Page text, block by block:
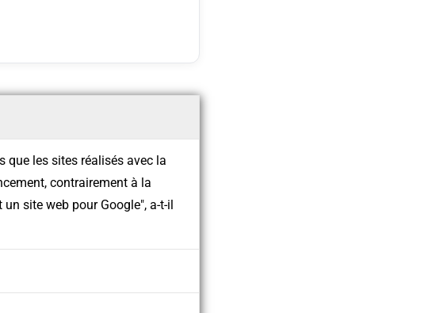
les sites réalisés avec la
contrairement à la
site web pour Google", a-t-il